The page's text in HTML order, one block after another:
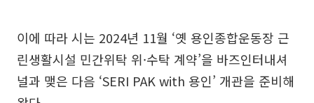
이에 따라 시는 2024년 11월 ‘옛 용인종합운동장 근
린생활시설 민간위탁 위·수탁 계약’을 바즈인터내셔
널과 맺은 다음 ‘SERI PAK with 용인’ 개관을 준비해